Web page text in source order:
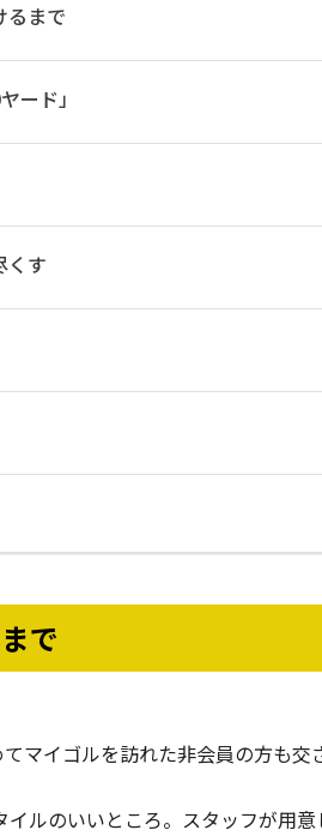
るまで
ード」
くす
で
マイゴルを訪れた非会員の方も交
ルのいいところ。スタッフが用